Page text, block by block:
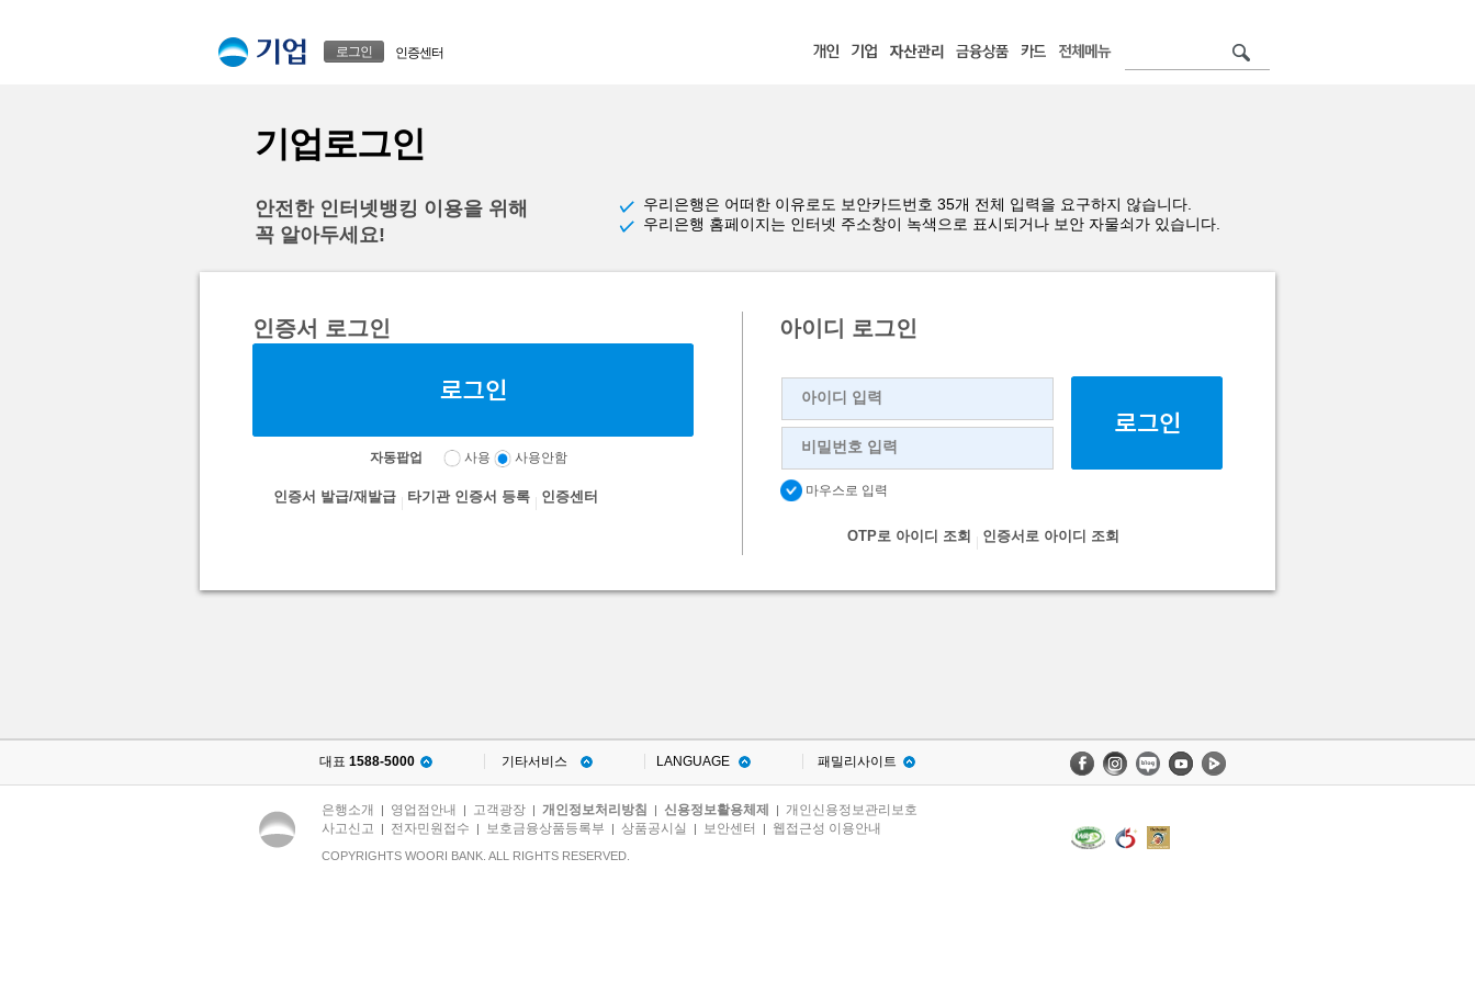
로그인 인증센터
기업로그인
안전한 인터넷뱅킹 이용을 위해
꼭 알아두세요!
우리은행은 어떠한 이유로도 보안카드번호 35개 전체 입력을 요구하지 않습니다.
우리은행 홈페이지는 인터넷 주소창이 녹색으로 표시되거나 보안 자물쇠가 있습니다.
인증서 로그인
자동팝업 사용 사용안함
인증서 발급/재발급 타기관 인증서 등록 인증센터
아이디 로그인
아이디 입력
마우스로 입력
비밀번호 입력
OTP로 아이디 조회 인증서로 아이디 조회
대표 1588-5000 기타서비스 LANGUAGE 패밀리사이트
은행소개 | 영업점안내 | 고객광장 | 개인정보처리방침 | 신용정보활용체제 | 개인신용정보관리보호
사고신고 | 전자민원접수 | 보호금융상품등록부 | 상품공시실 | 보안센터 | 웹접근성 이용안내
COPYRIGHTS WOORI BANK. ALL RIGHTS RESERVED.